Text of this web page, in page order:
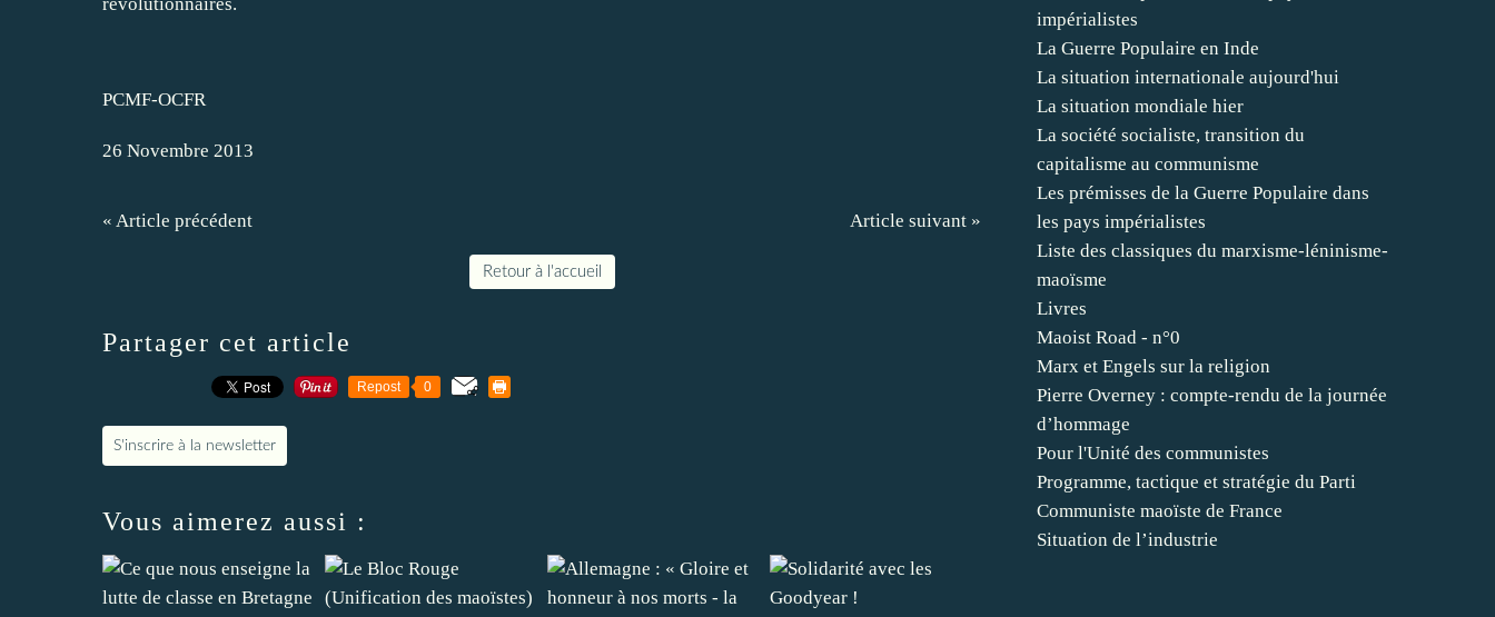
PCMF-OCFR
26 Novembre 2013
« Article précédent Article suivant »
Retour à l'accueil
Partager cet article
Repost 0
S'inscrire à la newsletter
Vous aimerez aussi :
impérialistes
La Guerre Populaire en Inde
La situation internationale aujourd'hui
La situation mondiale hier
La société socialiste, transition du
capitalisme au communisme
Les prémisses de la Guerre Populaire dans
les pays impérialistes
Liste des classiques du marxisme-léninisme-
maoïsme
Livres
Maoist Road - n°0
Marx et Engels sur la religion
Pierre Overney : compte-rendu de la journée
d’hommage
Pour l'Unité des communistes
Programme, tactique et stratégie du Parti
Communiste maoïste de France
Situation de l’industrie